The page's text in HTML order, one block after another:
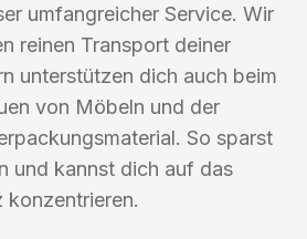
umfangreicher Service. Wir
reinen Transport deiner
unterstützen dich auch beim
von Möbeln und der
So sparst
und kannst dich auf das
konzentrieren.